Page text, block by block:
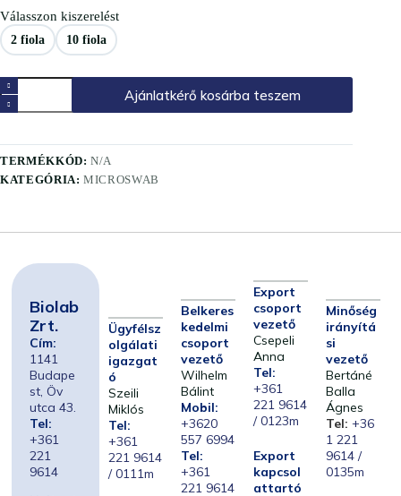
Válasszon kiszerelést
2 fiola 10 fiola
Ajánlatkérő kosárba teszem
TERMÉKKÓD:N/A
KATEGÓRIA:MICROSWAB
Biolab
Zrt.
Cím:
1141
Budape
st, Öv
utca 43.
Tel:
+361
221
9614
Ügyfélsz
olgálati
igazgat
ó
Szeili
Miklós
Tel:
+361
221 9614
/ 0111m
Belkeres
kedelmi
csoport
vezető
Wilhelm
Bálint
Mobil:
+3620
557 6994
Tel:
+361
221 9614
Export
csoport
vezető
Csepeli
Anna
Tel:
+361
221 9614
/ 0123m
Export
kapcsol
attartó
Minőség
irányítá
si
vezető
Bertáné
Balla
Ágnes
Tel: +36
1 221
9614 /
0135m